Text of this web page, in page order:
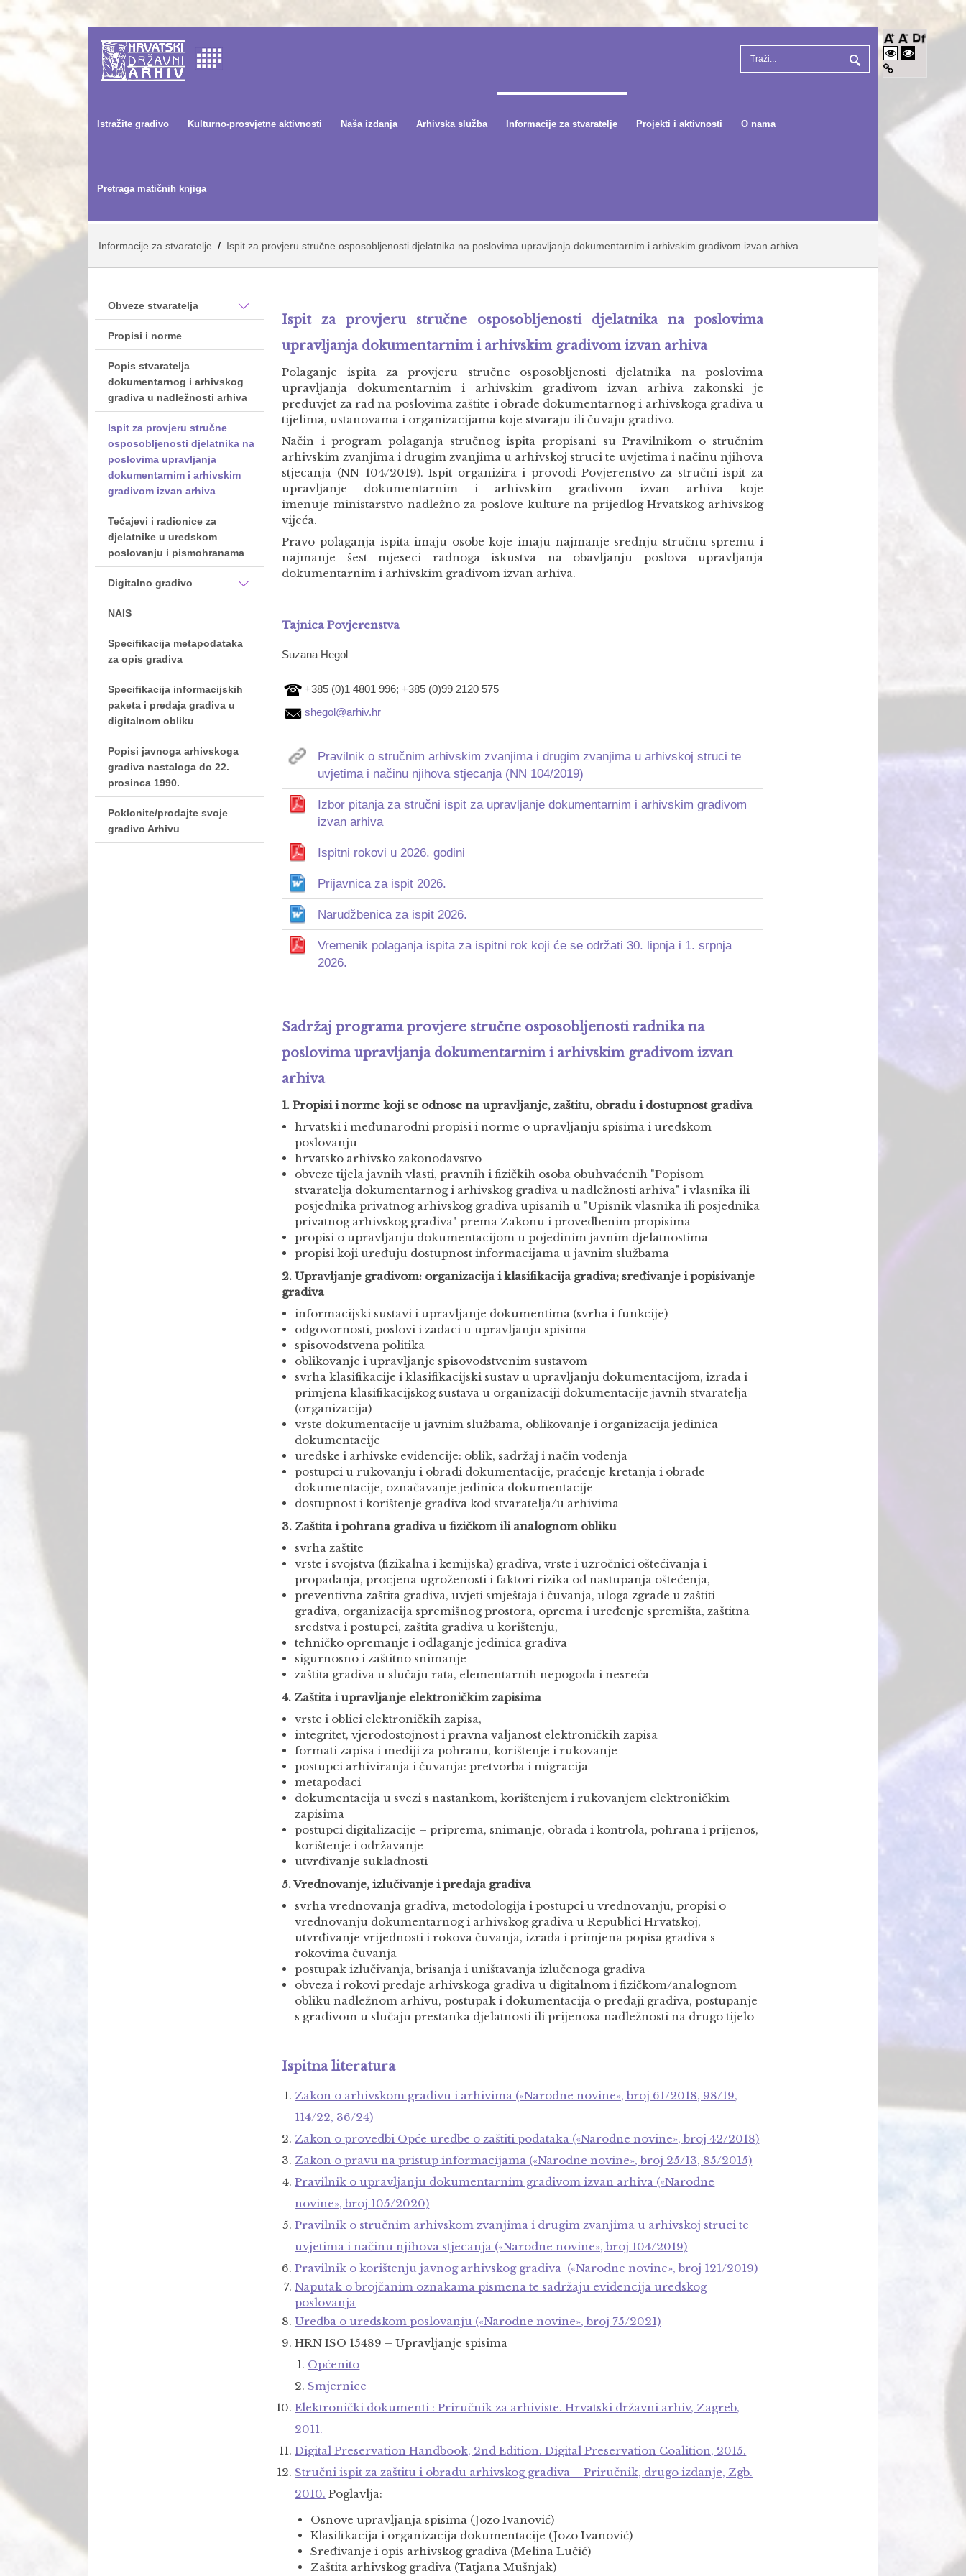
Istražite gradivo Kulturno-prosvjetne aktivnosti Naša izdanja Arhivska služba Informacije za stvaratelje Projekti i aktivnosti O nama
Pretraga matičnih knjiga
Informacije za stvaratelje / Ispit za provjeru stručne osposobljenosti djelatnika na poslovima upravljanja dokumentarnim i arhivskim gradivom izvan arhiva
Obveze stvaratelja
Propisi i norme
Popis stvaratelja
dokumentarnog i arhivskog
gradiva u nadležnosti arhiva
Ispit za provjeru stručne
osposobljenosti djelatnika na
poslovima upravljanja
dokumentarnim i arhivskim
gradivom izvan arhiva
Tečajevi i radionice za
djelatnike u uredskom
poslovanju i pismohranama
Digitalno gradivo
NAIS
Specifikacija metapodataka
za opis gradiva
Specifikacija informacijskih
paketa i predaja gradiva u
digitalnom obliku
Popisi javnoga arhivskoga
gradiva nastaloga do 22.
prosinca 1990.
Poklonite/prodajte svoje
gradivo Arhivu
Ispit za provjeru stručne osposobljenosti djelatnika na poslovima
upravljanja dokumentarnim i arhivskim gradivom izvan arhiva
Polaganje ispita za provjeru stručne osposobljenosti djelatnika na poslovima
upravljanja dokumentarnim i arhivskim gradivom izvan arhiva zakonski je
preduvjet za rad na poslovima zaštite i obrade dokumentarnog i arhivskoga gradiva u
tijelima, ustanovama i organizacijama koje stvaraju ili čuvaju gradivo.
Način i program polaganja stručnog ispita propisani su Pravilnikom o stručnim
arhivskim zvanjima i drugim zvanjima u arhivskoj struci te uvjetima i načinu njihova
stjecanja (NN 104/2019). Ispit organizira i provodi Povjerenstvo za stručni ispit za
upravljanje dokumentarnim i arhivskim gradivom izvan arhiva koje
imenuje ministarstvo nadležno za poslove kulture na prijedlog Hrvatskog arhivskog
vijeća.
Pravo polaganja ispita imaju osobe koje imaju najmanje srednju stručnu spremu i
najmanje šest mjeseci radnoga iskustva na obavljanju poslova upravljanja
dokumentarnim i arhivskim gradivom izvan arhiva.
Tajnica Povjerenstva
Suzana Hegol
+385 (0)1 4801 996; +385 (0)99 2120 575
shegol@arhiv.hr
Pravilnik o stručnim arhivskim zvanjima i drugim zvanjima u arhivskoj struci te
uvjetima i načinu njihova stjecanja (NN 104/2019)
Izbor pitanja za stručni ispit za upravljanje dokumentarnim i arhivskim gradivom
izvan arhiva
Ispitni rokovi u 2026. godini
Prijavnica za ispit 2026.
Narudžbenica za ispit 2026.
Vremenik polaganja ispita za ispitni rok koji će se održati 30. lipnja i 1. srpnja
2026.
Sadržaj programa provjere stručne osposobljenosti radnika na
poslovima upravljanja dokumentarnim i arhivskim gradivom izvan
arhiva
1. Propisi i norme koji se odnose na upravljanje, zaštitu, obradu i dostupnost gradiva
hrvatski i međunarodni propisi i norme o upravljanju spisima i uredskom
poslovanju
hrvatsko arhivsko zakonodavstvo
obveze tijela javnih vlasti, pravnih i fizičkih osoba obuhvaćenih "Popisom
stvaratelja dokumentarnog i arhivskog gradiva u nadležnosti arhiva" i vlasnika ili
posjednika privatnog arhivskog gradiva upisanih u "Upisnik vlasnika ili posjednika
privatnog arhivskog gradiva" prema Zakonu i provedbenim propisima
propisi o upravljanju dokumentacijom u pojedinim javnim djelatnostima
propisi koji uređuju dostupnost informacijama u javnim službama
2. Upravljanje gradivom: organizacija i klasifikacija gradiva; sređivanje i popisivanje
gradiva
informacijski sustavi i upravljanje dokumentima (svrha i funkcije)
odgovornosti, poslovi i zadaci u upravljanju spisima
spisovodstvena politika
oblikovanje i upravljanje spisovodstvenim sustavom
svrha klasifikacije i klasifikacijski sustav u upravljanju dokumentacijom, izrada i
primjena klasifikacijskog sustava u organizaciji dokumentacije javnih stvaratelja
(organizacija)
vrste dokumentacije u javnim službama, oblikovanje i organizacija jedinica
dokumentacije
uredske i arhivske evidencije: oblik, sadržaj i način vođenja
postupci u rukovanju i obradi dokumentacije, praćenje kretanja i obrade
dokumentacije, označavanje jedinica dokumentacije
dostupnost i korištenje gradiva kod stvaratelja/u arhivima
3. Zaštita i pohrana gradiva u fizičkom ili analognom obliku
svrha zaštite
vrste i svojstva (fizikalna i kemijska) gradiva, vrste i uzročnici oštećivanja i
propadanja, procjena ugroženosti i faktori rizika od nastupanja oštećenja,
preventivna zaštita gradiva, uvjeti smještaja i čuvanja, uloga zgrade u zaštiti
gradiva, organizacija spremišnog prostora, oprema i uređenje spremišta, zaštitna
sredstva i postupci, zaštita gradiva u korištenju,
tehničko opremanje i odlaganje jedinica gradiva
sigurnosno i zaštitno snimanje
zaštita gradiva u slučaju rata, elementarnih nepogoda i nesreća
4. Zaštita i upravljanje elektroničkim zapisima
vrste i oblici elektroničkih zapisa,
integritet, vjerodostojnost i pravna valjanost elektroničkih zapisa
formati zapisa i mediji za pohranu, korištenje i rukovanje
postupci arhiviranja i čuvanja: pretvorba i migracija
metapodaci
dokumentacija u svezi s nastankom, korištenjem i rukovanjem elektroničkim
zapisima
postupci digitalizacije – priprema, snimanje, obrada i kontrola, pohrana i prijenos,
korištenje i održavanje
utvrđivanje sukladnosti
5. Vrednovanje, izlučivanje i predaja gradiva
svrha vrednovanja gradiva, metodologija i postupci u vrednovanju, propisi o
vrednovanju dokumentarnog i arhivskog gradiva u Republici Hrvatskoj,
utvrđivanje vrijednosti i rokova čuvanja, izrada i primjena popisa gradiva s
rokovima čuvanja
postupak izlučivanja, brisanja i uništavanja izlučenoga gradiva
obveza i rokovi predaje arhivskoga gradiva u digitalnom i fizičkom/analognom
obliku nadležnom arhivu, postupak i dokumentacija o predaji gradiva, postupanje
s gradivom u slučaju prestanka djelatnosti ili prijenosa nadležnosti na drugo tijelo
Ispitna literatura
Zakon o arhivskom gradivu i arhivima («Narodne novine», broj 61/2018, 98/19,
114/22, 36/24)
Zakon o provedbi Opće uredbe o zaštiti podataka («Narodne novine», broj 42/2018)
Zakon o pravu na pristup informacijama («Narodne novine», broj 25/13, 85/2015)
Pravilnik o upravljanju dokumentarnim gradivom izvan arhiva («Narodne
novine», broj 105/2020)
Pravilnik o stručnim arhivskom zvanjima i drugim zvanjima u arhivskoj struci te
uvjetima i načinu njihova stjecanja («Narodne novine», broj 104/2019)
Pravilnik o korištenju javnog arhivskog gradiva («Narodne novine», broj 121/2019)
Naputak o brojčanim oznakama pismena te sadržaju evidencija uredskog
poslovanja
Uredba o uredskom poslovanju («Narodne novine», broj 75/2021)
HRN ISO 15489 – Upravljanje spisima
Općenito
Smjernice
Elektronički dokumenti : Priručnik za arhiviste. Hrvatski državni arhiv, Zagreb,
2011.
Digital Preservation Handbook, 2nd Edition. Digital Preservation Coalition, 2015.
Stručni ispit za zaštitu i obradu arhivskog gradiva – Priručnik, drugo izdanje, Zgb.
2010. Poglavlja:
Osnove upravljanja spisima (Jozo Ivanović)
Klasifikacija i organizacija dokumentacije (Jozo Ivanović)
Sređivanje i opis arhivskog gradiva (Melina Lučić)
Zaštita arhivskog gradiva (Tatjana Mušnjak)